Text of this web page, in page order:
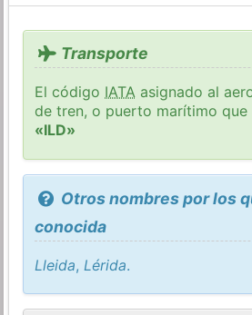
Transporte
El código IATA asignado al
de tren, o puerto marítimo
«ILD»
Otros nombres por los
conocida
Lleida, Lérida.